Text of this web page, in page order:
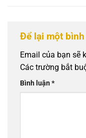
Để lại một
Email của bạn sẽ
Các trường bắt
Bình luận*